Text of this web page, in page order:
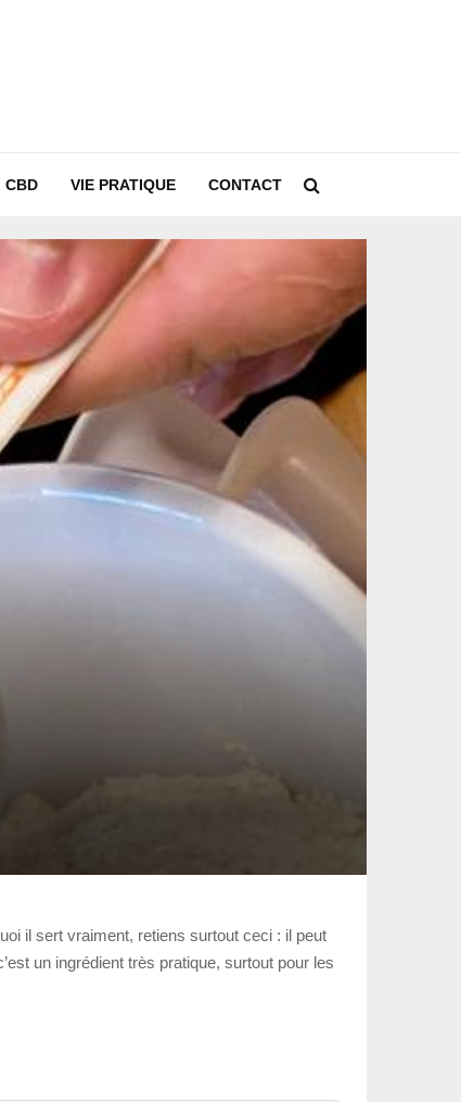
CBD VIE PRATIQUE CONTACT
il sert vraiment, retiens surtout ceci : il peut
un ingrédient très pratique, surtout pour les